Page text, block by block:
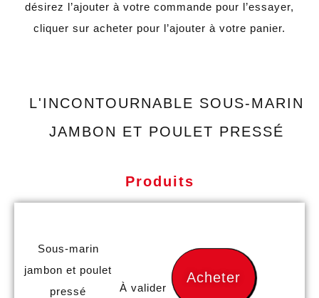
désirez l’ajouter à votre commande pour l’essayer,
cliquer sur acheter pour l’ajouter à votre panier.
L'INCONTOURNABLE SOUS-MARIN
JAMBON ET POULET PRESSÉ
Produits
Sous-marin
jambon et poulet
pressé
À valider
Acheter